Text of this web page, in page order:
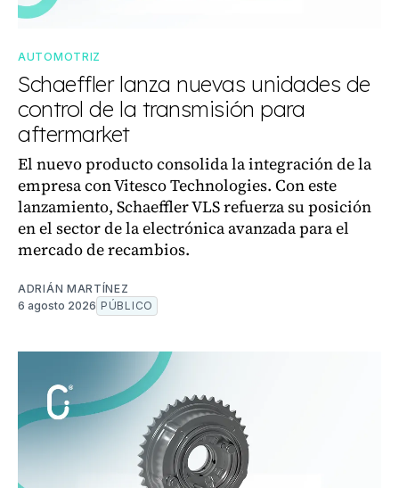
AUTOMOTRIZ
Schaeffler lanza nuevas unidades de
control de la transmisión para
aftermarket
El nuevo producto consolida la integración de la
empresa con Vitesco Technologies. Con este
lanzamiento, Schaeffler VLS refuerza su posición
en el sector de la electrónica avanzada para el
mercado de recambios.
ADRIÁN MARTÍNEZ
6 agosto 2026 PÚBLICO